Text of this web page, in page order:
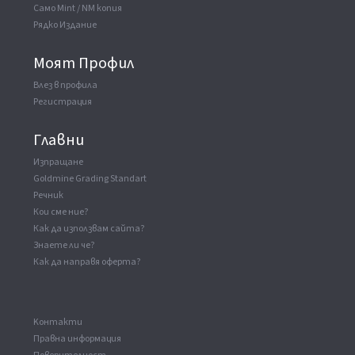
Само Mint / NM копия
Рядко Издание
Моят Профил
Влез в профила
Регистрация
Главни
Изпращане
Goldmine Grading Standart
Речник
Кои сме ние?
Как да използвам сайта?
Знаете ли че?
Как да направя оферта?
Kонтакти
Правна информация